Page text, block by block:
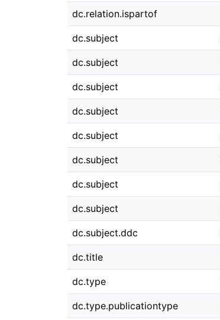
dc.relation.ispartof
dc.subject
dc.subject
dc.subject
dc.subject
dc.subject
dc.subject
dc.subject
dc.subject
dc.subject.ddc
dc.title
dc.type
dc.type.publicationtype